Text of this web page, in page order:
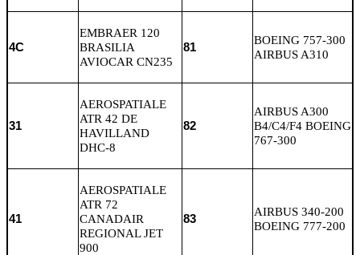
4C
EMBRAER 120
BRASILIA
AVIOCAR CN235
81
BOEING 757-300
AIRBUS A310
31
AEROSPATIALE
ATR 42 DE
HAVILLAND
DHC-8
82
AIRBUS A300
B4/C4/F4 BOEING
767-300
41
AEROSPATIALE
ATR 72
CANADAIR
REGIONAL JET
900
83
AIRBUS 340-200
BOEING 777-200